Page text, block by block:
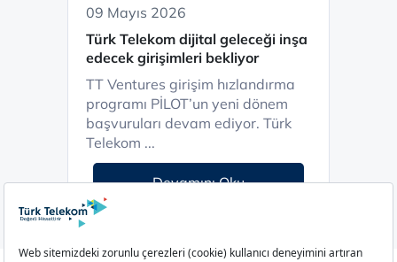
09 Mayıs 2026
Türk Telekom dijital geleceği inşa
edecek girişimleri bekliyor
TT Ventures girişim hızlandırma
programı PİLOT’un yeni dönem
başvuruları devam ediyor. Türk
Telekom ...
Devamını Oku